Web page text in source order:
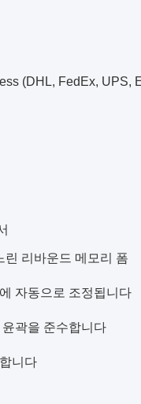
(DHL, FedEx, UPS,
린 리바운드 메모리 폼
자동으로 조정됩니다
곽을 준수합니다
니다